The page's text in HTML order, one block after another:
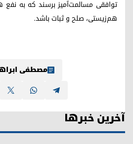
توافقی مسالمت‌آمیز برسند که به
هم‌زیستی، صلح و ثبات باشد.
مصطفی
آخرین خبرها